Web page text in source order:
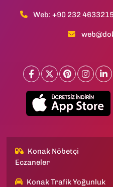
Web: +90 232
Konak Nöbetçi
Eczaneler
Konak Trafik Yoğunluk